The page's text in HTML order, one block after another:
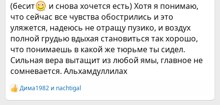
(бесит
и снова хочется есть) Хотя я понимаю,
что сейчас все чувства обострились и это
уляжется, надеюсь не отращу пузико, и воздух
полной грудью вдыхая становиться так хорошо,
что понимаешь в какой же тюрьме ты сидел.
Сильная вера вытащит из любой ямы, главное не
сомневается. Альхамдуллилах
Р
е
Дима1982 и nachtigal